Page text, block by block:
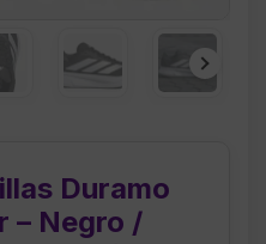
Duramo
– Negro /